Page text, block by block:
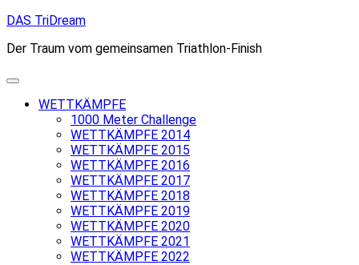
Skip
content
DAS TriDream
Der Traum vom gemeinsamen Triathlon-Finish
WETTKÄMPFE
1000 Meter Challenge
WETTKÄMPFE 2014
WETTKÄMPFE 2015
WETTKÄMPFE 2016
WETTKÄMPFE 2017
WETTKÄMPFE 2018
WETTKÄMPFE 2019
WETTKÄMPFE 2020
WETTKÄMPFE 2021
WETTKÄMPFE 2022